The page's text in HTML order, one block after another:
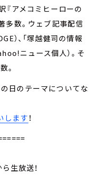
『アメコミヒーローの
多数。ウェブ記事配信
）、「塚越健司の情報
ニュース個人）。そ
。
日のテーマについてな
します！
生放送！